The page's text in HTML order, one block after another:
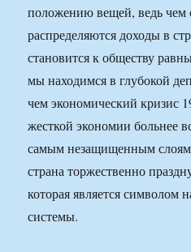
положению вещей, ведь чем
распределяются доходы в
становится к обществу
мы находимся в глубокой
чем экономический кризис
жесткой экономии больнее
самым незащищенным слоям
страна торжественно
которая является символом
системы.